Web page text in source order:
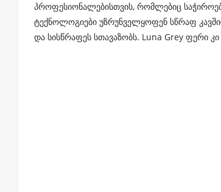
პროფესიონალებისთვის, რომლებიც
ტექნოლოგიები უზრუნველყოფენ სწრაფ
და სისწრაფეს სთავაზობს. Luna Grey ფერი